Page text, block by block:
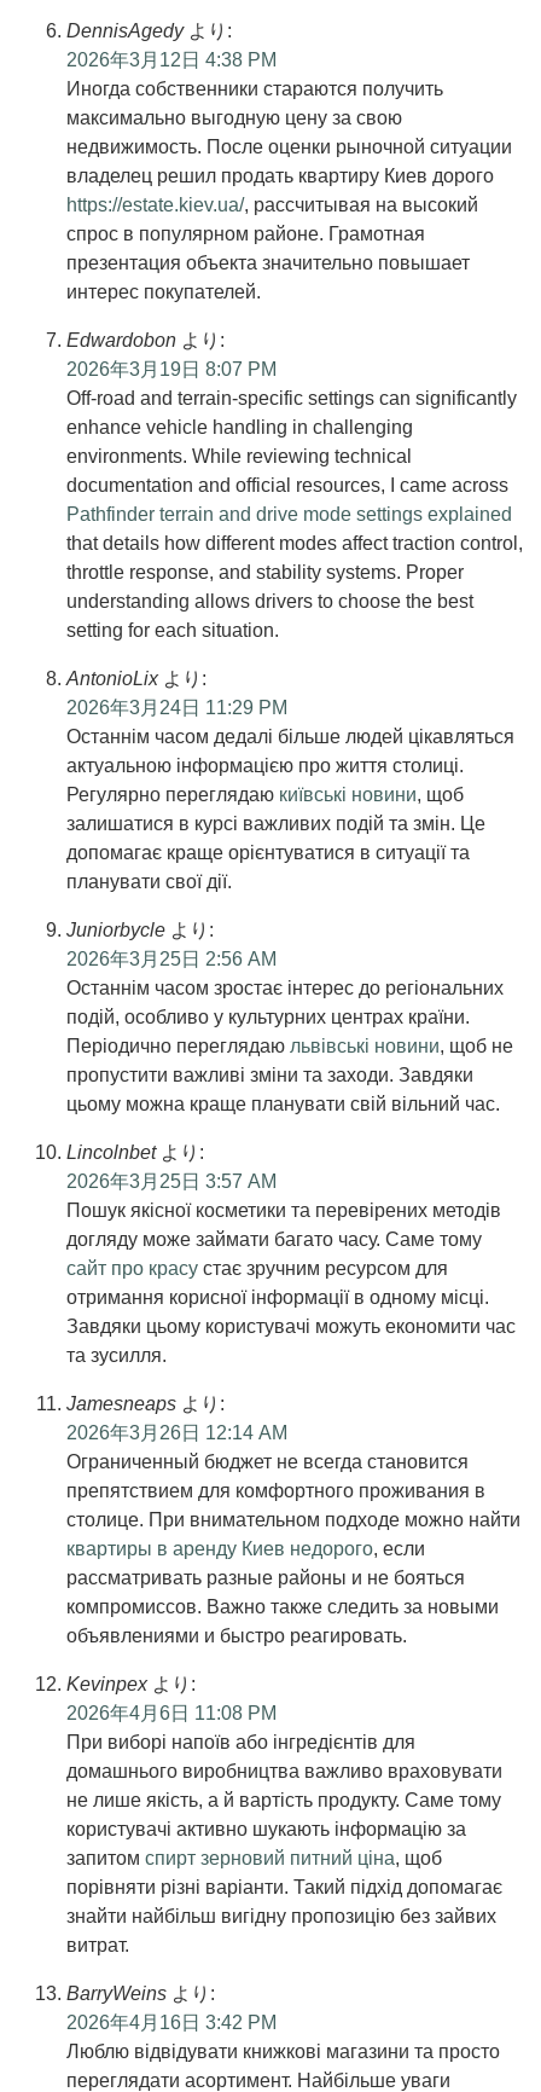
DennisAgedy より:
2026年3月12日 4:38 PM
Иногда собственники стараются получить
максимально выгодную цену за свою
недвижимость. После оценки рыночной ситуации
владелец решил продать квартиру Киев дорого
https://estate.kiev.ua/, рассчитывая на высокий
спрос в популярном районе. Грамотная
презентация объекта значительно повышает
интерес покупателей.
Edwardobon より:
2026年3月19日 8:07 PM
Off-road and terrain-specific settings can significantly
enhance vehicle handling in challenging
environments. While reviewing technical
documentation and official resources, I came across
Pathfinder terrain and drive mode settings explained
that details how different modes affect traction control,
throttle response, and stability systems. Proper
understanding allows drivers to choose the best
setting for each situation.
AntonioLix より:
2026年3月24日 11:29 PM
Останнім часом дедалі більше людей цікавляться
актуальною інформацією про життя столиці.
Регулярно переглядаю київські новини, щоб
залишатися в курсі важливих подій та змін. Це
допомагає краще орієнтуватися в ситуації та
планувати свої дії.
Juniorbycle より:
2026年3月25日 2:56 AM
Останнім часом зростає інтерес до регіональних
подій, особливо у культурних центрах країни.
Періодично переглядаю львівські новини, щоб не
пропустити важливі зміни та заходи. Завдяки
цьому можна краще планувати свій вільний час.
Lincolnbet より:
2026年3月25日 3:57 AM
Пошук якісної косметики та перевірених методів
догляду може займати багато часу. Саме тому
сайт про красу стає зручним ресурсом для
отримання корисної інформації в одному місці.
Завдяки цьому користувачі можуть економити час
та зусилля.
Jamesneaps より:
2026年3月26日 12:14 AM
Ограниченный бюджет не всегда становится
препятствием для комфортного проживания в
столице. При внимательном подходе можно найти
квартиры в аренду Киев недорого, если
рассматривать разные районы и не бояться
компромиссов. Важно также следить за новыми
объявлениями и быстро реагировать.
Kevinpex より:
2026年4月6日 11:08 PM
При виборі напоїв або інгредієнтів для
домашнього виробництва важливо враховувати
не лише якість, а й вартість продукту. Саме тому
користувачі активно шукають інформацію за
запитом спирт зерновий питний ціна, щоб
порівняти різні варіанти. Такий підхід допомагає
знайти найбільш вигідну пропозицію без зайвих
витрат.
BarryWeins より:
2026年4月16日 3:42 PM
Люблю відвідувати книжкові магазини та просто
переглядати асортимент. Найбільше уваги